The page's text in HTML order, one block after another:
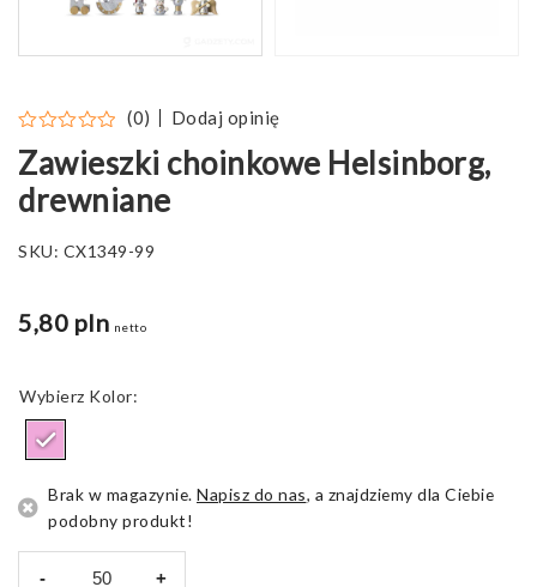
(0) Dodaj opinię
Zawieszki choinkowe Helsinborg,
drewniane
SKU: CX1349-99
5,80 pln netto
Kolor
Brak w magazynie. Napisz do nas, a znajdziemy dla Ciebie
podobny produkt!
- +